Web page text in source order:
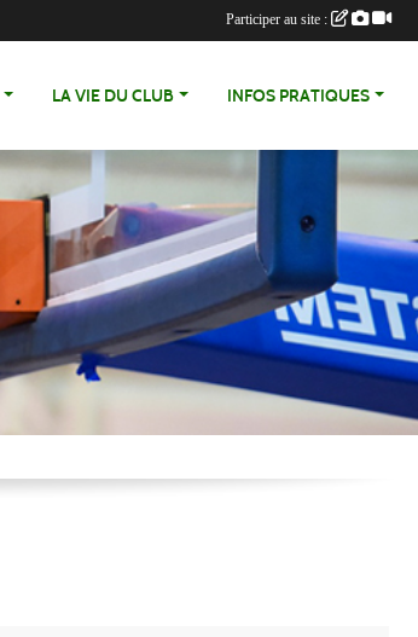
LA VIE DU CLUB INFOS PRATIQUES
Participer au site :